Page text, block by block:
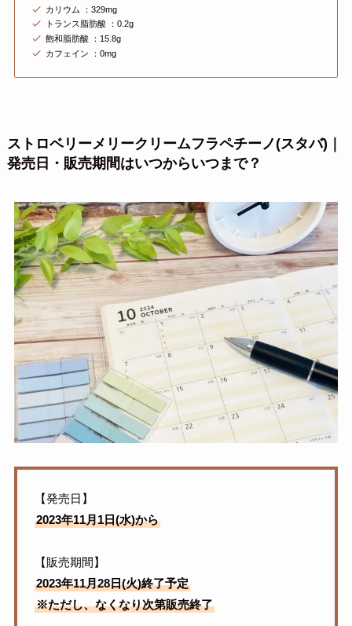
カリウム ：329mg
トランス脂肪酸 ：0.2g
飽和脂肪酸 ：15.8g
カフェイン ：0mg
ストロベリーメリークリームフラペチーノ(スタバ)｜
発売日・販売期間はいつからいつまで？
【発売日】
2023年11月1日(水)から
【販売期間】
2023年11月28日(火)終了予定
※ただし、なくなり次第販売終了